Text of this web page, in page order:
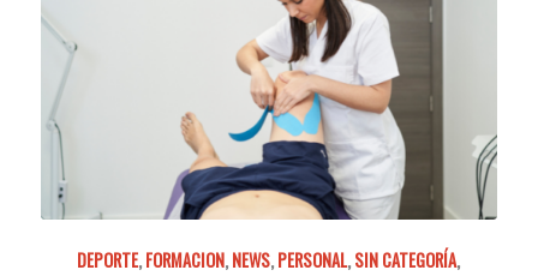
DEPORTE,FORMACION,NEWS,PERSONAL,SIN CATEGORÍA,